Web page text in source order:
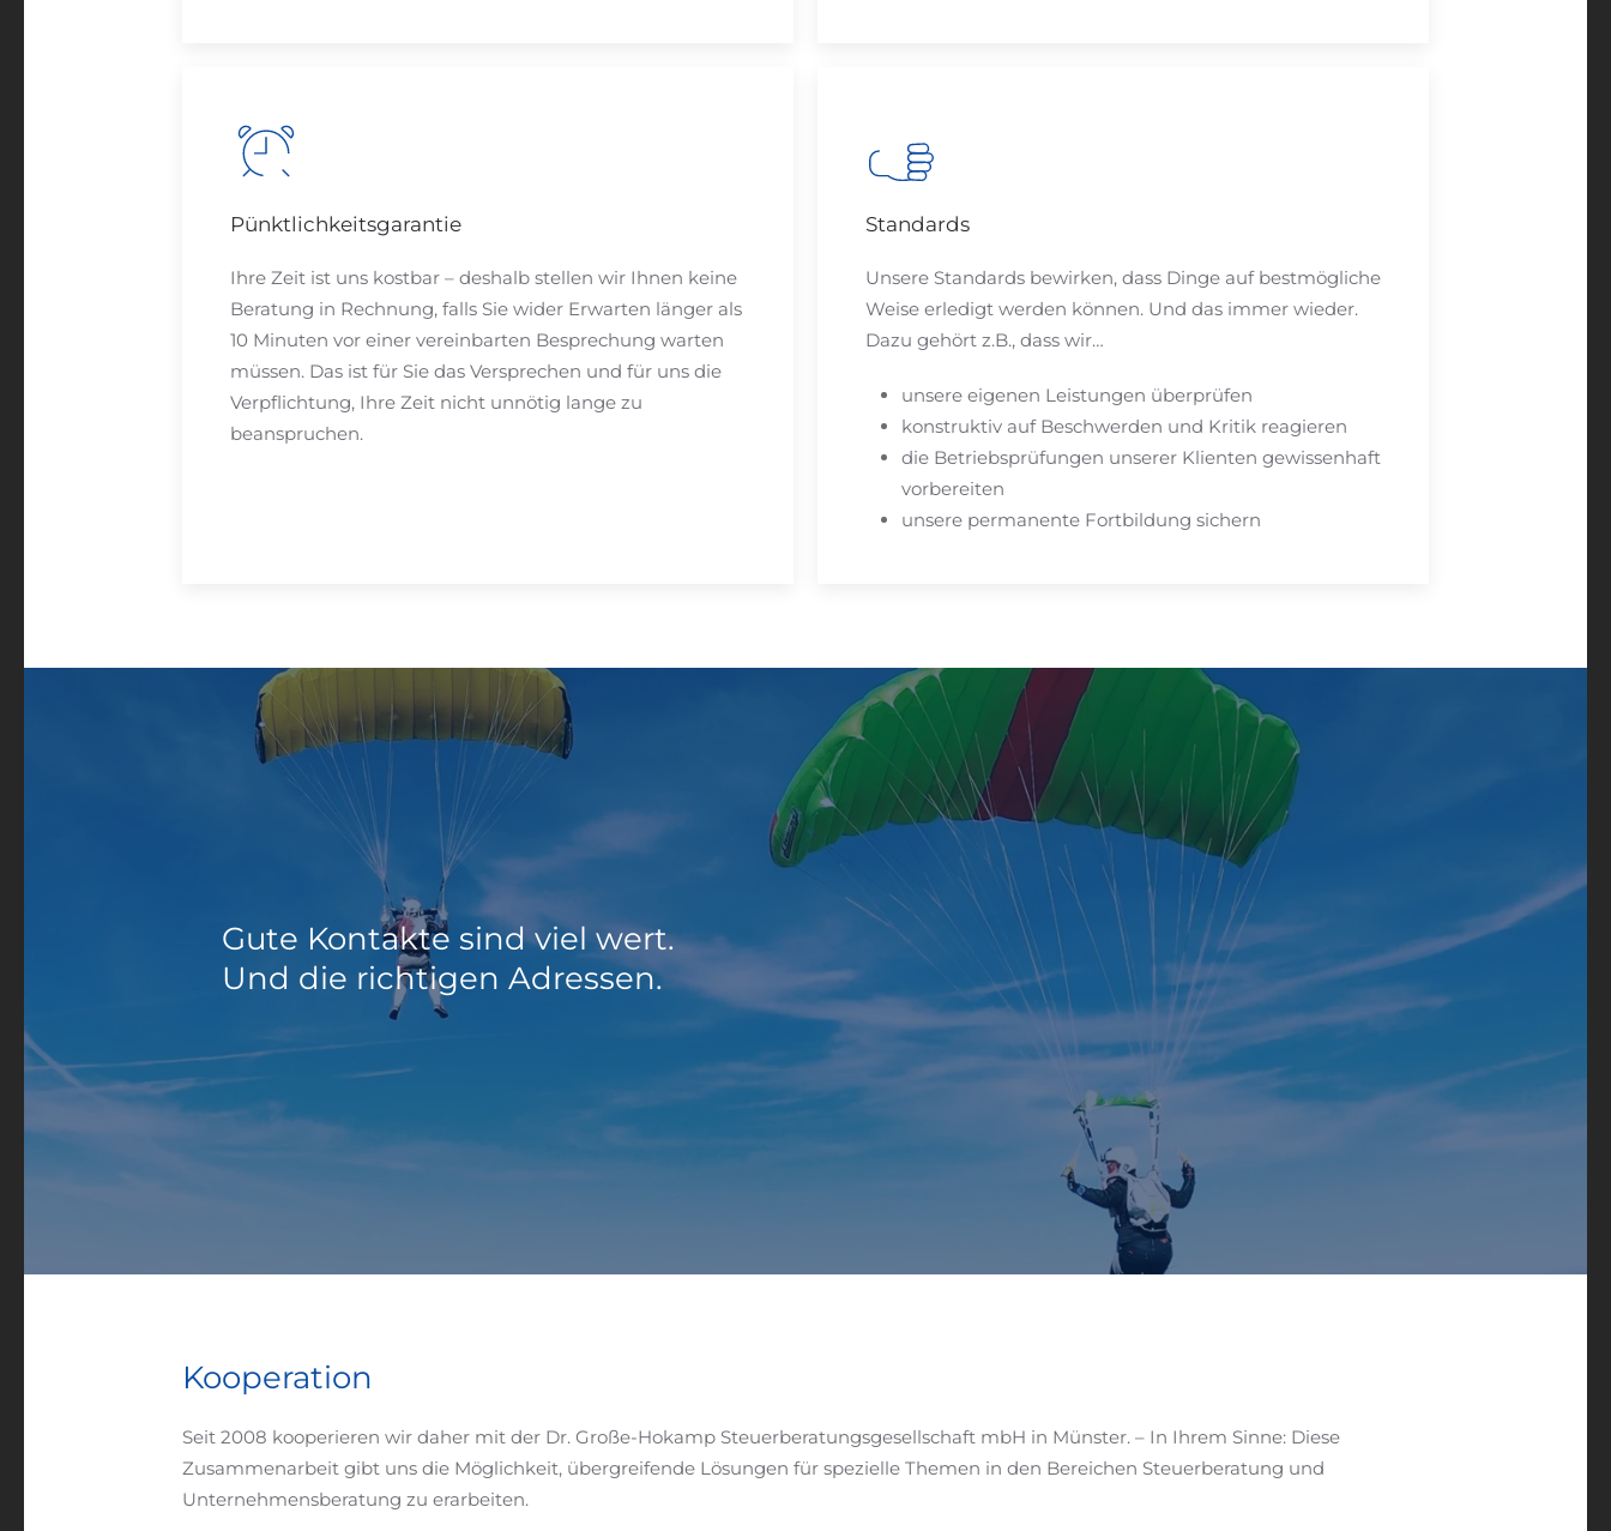
Pünktlichkeitsgarantie
Ihre Zeit ist uns kostbar – deshalb stellen wir Ihnen keine
Beratung in Rechnung, falls Sie wider Erwarten länger als
10 Minuten vor einer vereinbarten Besprechung warten
müssen. Das ist für Sie das Versprechen und für uns die
Verpflichtung, Ihre Zeit nicht unnötig lange zu
beanspruchen.
Standards
Unsere Standards bewirken, dass Dinge auf bestmögliche
Weise erledigt werden können. Und das immer wieder.
Dazu gehört z.B., dass wir…
unsere eigenen Leistungen überprüfen
konstruktiv auf Beschwerden und Kritik reagieren
die Betriebsprüfungen unserer Klienten gewissenhaft
vorbereiten
unsere permanente Fortbildung sichern
Gute Kontakte sind viel wert.
Und die richtigen Adressen.
Kooperation
Seit 2008 kooperieren wir daher mit der Dr. Große-Hokamp Steuerberatungsgesellschaft mbH in Münster. – In Ihrem Sinne: Diese
Zusammenarbeit gibt uns die Möglichkeit, übergreifende Lösungen für spezielle Themen in den Bereichen Steuerberatung und
Unternehmensberatung zu erarbeiten.